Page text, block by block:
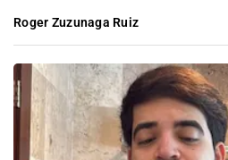
Roger Zuzunaga Ruiz